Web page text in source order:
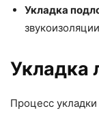
Укладка
Укладка
Процесс